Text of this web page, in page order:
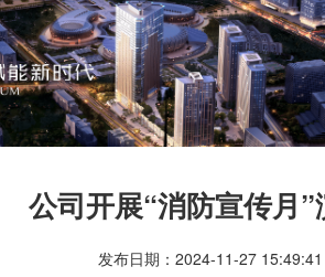
公司开展“消防宣传月
发布日期：2024-11-27